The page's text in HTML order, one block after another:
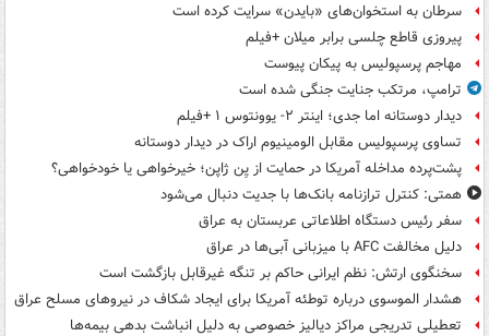
سرطان به استخوان‌های «بایدن» سرایت کرده است
پیروزی قاطع چلسی برابر میلان +فیلم
مهاجم پرسپولیس به پیکان پیوست
ترامپ، مرتکب جنایت جنگی شده است
دیدار دوستانه اما جدی؛ اینتر ۲- یوونتوس ۱ +فیلم
تساوی پرسپولیس مقابل الومینیوم اراک در دیدار دوستانه
پشت‌پرده مداخله آمریکا در حمایت از یِن ژاپن؛ خیرخواهی یا خودخواهی؟
همتی: کنترل ترازنامه بانک‌ها با جدیت دنبال می‌شود
سفر رئیس دستگاه اطلاعاتی عربستان به عراق
دلیل مخالفت AFC با میزبانی آبی‌ها در عراق
سخنگوی ارتش: نظم ایرانی حاکم بر تنگه غیرقابل بازگشت است
هشدار الموسوی درباره توطئه آمریکا برای ایجاد شکاف در نیروهای مسلح عراق
تعطیلی تدریجی مراکز دیالیز خصوصی به دلیل انباشت بدهی بیمه‌ها